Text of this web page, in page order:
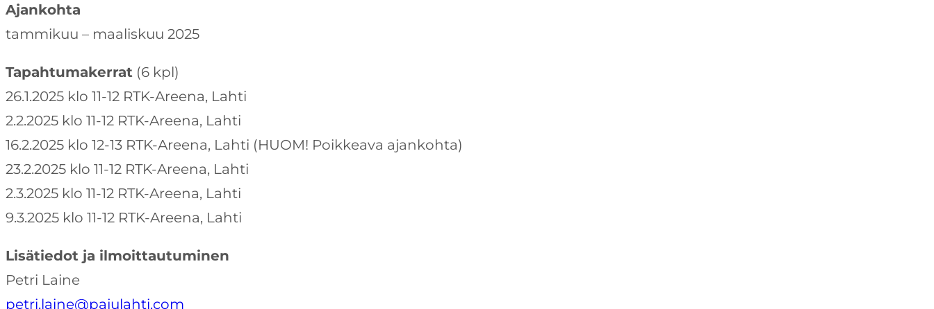
Ajankohta
tammikuu – maaliskuu 2025
Tapahtumakerrat (6 kpl)
26.1.2025 klo 11-12 RTK-Areena, Lahti
2.2.2025 klo 11-12 RTK-Areena, Lahti
16.2.2025 klo 12-13 RTK-Areena, Lahti (HUOM! Poikkeava ajankohta)
23.2.2025 klo 11-12 RTK-Areena, Lahti
2.3.2025 klo 11-12 RTK-Areena, Lahti
9.3.2025 klo 11-12 RTK-Areena, Lahti
Lisätiedot ja ilmoittautuminen
Petri Laine
petri.laine@pajulahti.com